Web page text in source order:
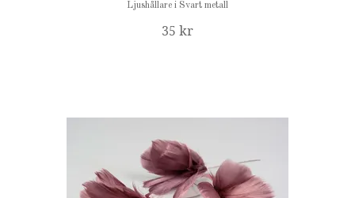
Ljushållare i Svart metall
35 kr